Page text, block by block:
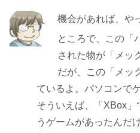
機会があれば、や
ところで、この「
された物が「メッ
だが、この「メッ
ているよ。パソコンで
そういえば、「XBox
うゲームがあったんだ